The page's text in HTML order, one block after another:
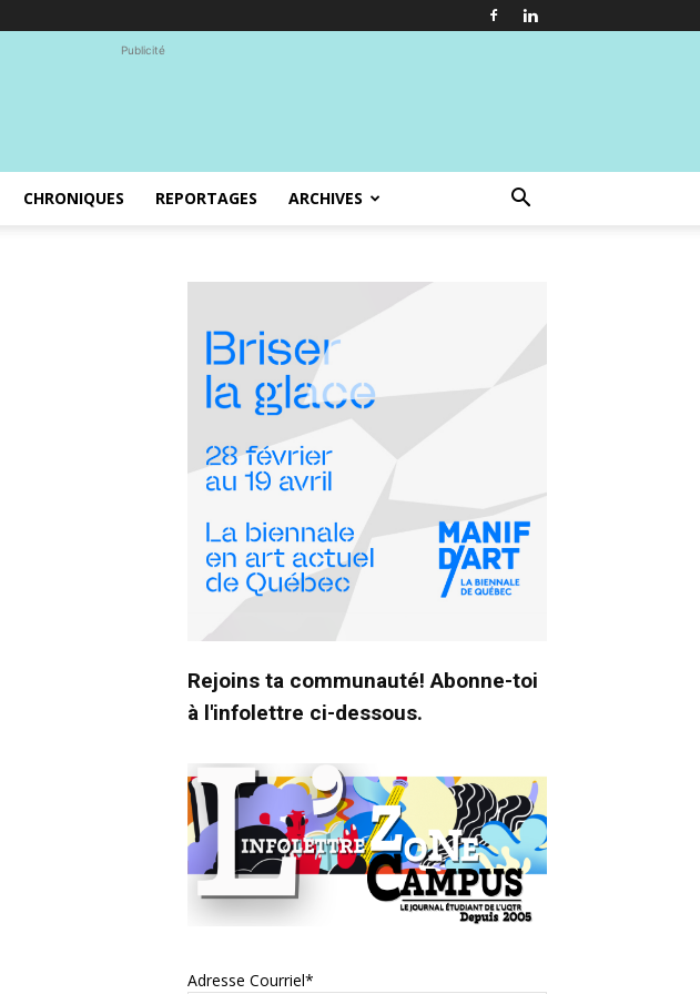
Publicité
CHRONIQUES REPORTAGES ARCHIVES
Rejoins ta communauté! Abonne-toi
à l'infolettre ci-dessous.
Adresse Courriel*